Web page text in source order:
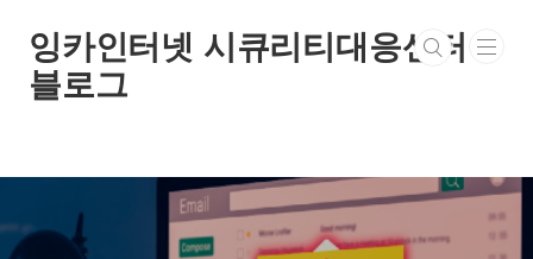
잉카인터넷 시큐리티대응센터
블로그